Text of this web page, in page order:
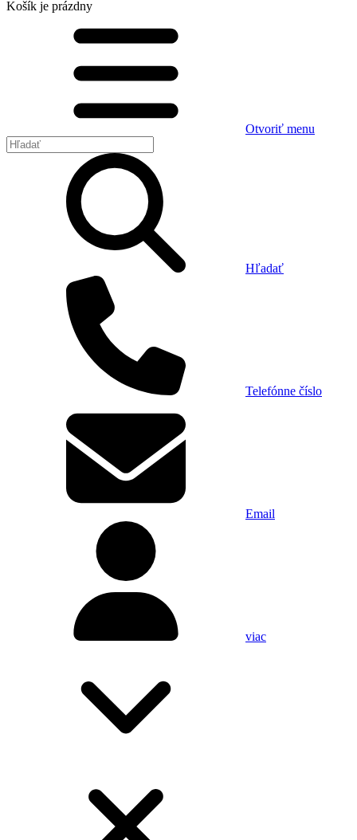
Košík je prázdny
Otvoriť menu
Hľadať
Telefónne číslo
Email
viac